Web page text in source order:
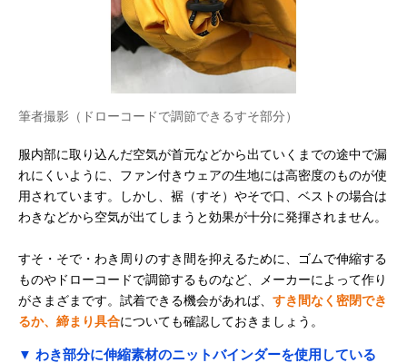
筆者撮影（ドローコードで調節できるすそ部分）
服内部に取り込んだ空気が首元などから出ていくまでの途中で漏
れにくいように、ファン付きウェアの生地には高密度のものが使
用されています。しかし、裾（すそ）やそで口、ベストの場合は
わきなどから空気が出てしまうと効果が十分に発揮されません。
すそ・そで・わき周りのすき間を抑えるために、ゴムで伸縮する
ものやドローコードで調節するものなど、メーカーによって作り
がさまざまです。試着できる機会があれば、 すき間なく密閉でき
るか、締まり具合についても確認しておきましょう。
▼ わき部分に伸縮素材のニットバインダーを使用している